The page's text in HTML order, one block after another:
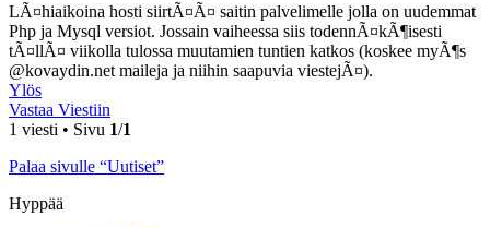
LÃ¤hiaikoina hosti siirtÃ¤Ã¤ saitin palvelimelle jolla on uudemmat
Php ja Mysql versiot. Jossain vaiheessa siis todennÃ¤kÃ¶isesti
tÃ¤llÃ¤ viikolla tulossa muutamien tuntien katkos (koskee myÃ¶s
@kovaydin.net maileja ja niihin saapuvia viestejÃ¤).
Ylös
Vastaa Viestiin
1 viesti • Sivu 1/1
Palaa sivulle “Uutiset”
Hyppää